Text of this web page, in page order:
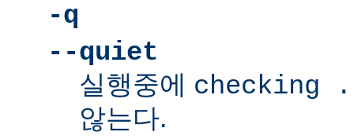
-q
--quiet
실행중에 checking
않는다.